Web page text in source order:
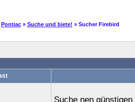
Pontiac » Suche und biete! » Sucher Firebird
Suche nen